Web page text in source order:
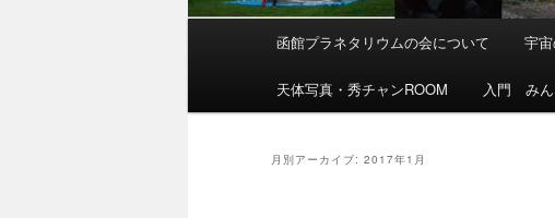
メ
メ
イ
ン
サ
ブ
コ
函館プラネタリウムの会について 宇
天体写真・秀チャンROOM 入門 みん
月別アーカイブ: 2017年1月